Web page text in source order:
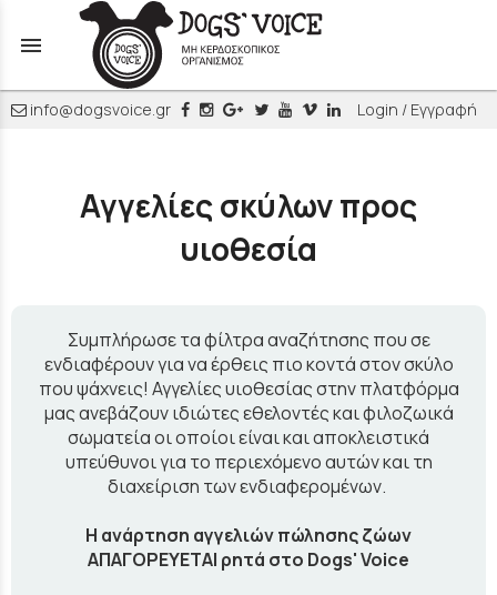
menu
info@dogsvoice.gr Login / Εγγραφή
Αγγελίες σκύλων προς
υιοθεσία
Συμπλήρωσε τα φίλτρα αναζήτησης που σε
ενδιαφέρουν για να έρθεις πιο κοντά στον σκύλο
που ψάχνεις! Αγγελίες υιοθεσίας στην πλατφόρμα
μας ανεβάζουν ιδιώτες εθελοντές και φιλοζωικά
σωματεία οι οποίοι είναι και αποκλειστικά
υπεύθυνοι για το περιεχόμενο αυτών και τη
διαχείριση των ενδιαφερομένων.
Η ανάρτηση αγγελιών πώλησης ζώων
ΑΠΑΓΟΡΕΥΕΤΑΙ ρητά στο Dogs' Voice